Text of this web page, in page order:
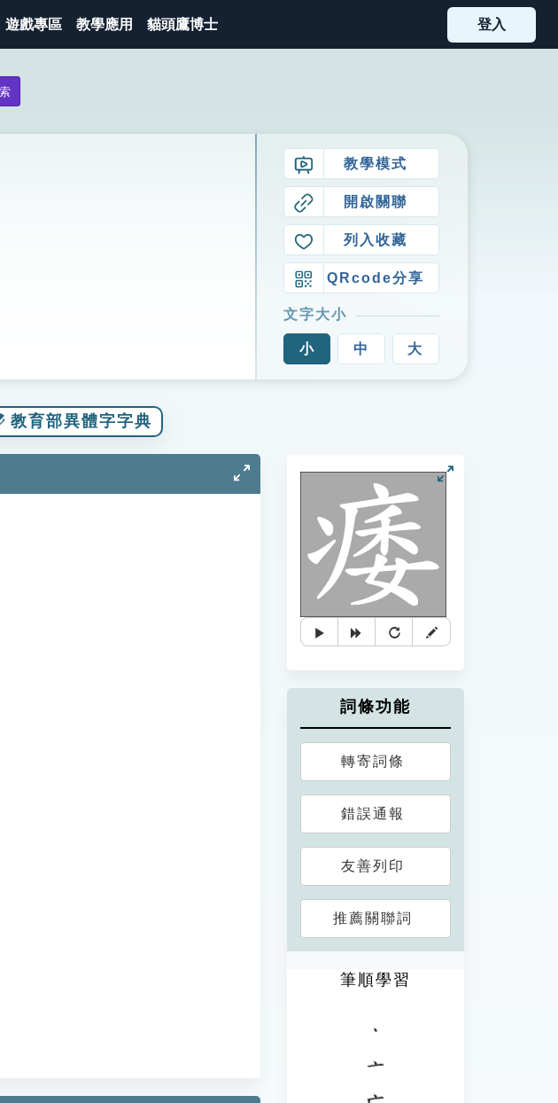
遊戲專區 教學應用 貓頭鷹博士 登入
教學模式
開啟關聯
列入收藏
QRcode分享
文字大小
小 中 大
教育部異體字字典
詞條功能
轉寄詞條
錯誤通報
友善列印
推薦關聯詞
筆順學習